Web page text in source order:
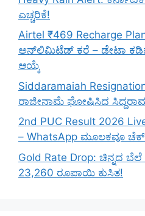
ಎಚ್ಚರಿಕೆ!
Airtel ₹469 Recharge
ಅನ್‌ಲಿಮಿಟೆಡ್ ಕರೆ – ಡೇಟಾ
ಆಯ್ಕೆ
Siddaramaiah
ರಾಜೀನಾಮೆ ಘೋಷಿಸಿದ
2nd PUC Result 2026
– WhatsApp ಮೂಲಕವೂ
Gold Rate Drop: ಚಿನ್ನದ ಬೆಲೆ
23,260 ರೂಪಾಯಿ ಕುಸಿತ!